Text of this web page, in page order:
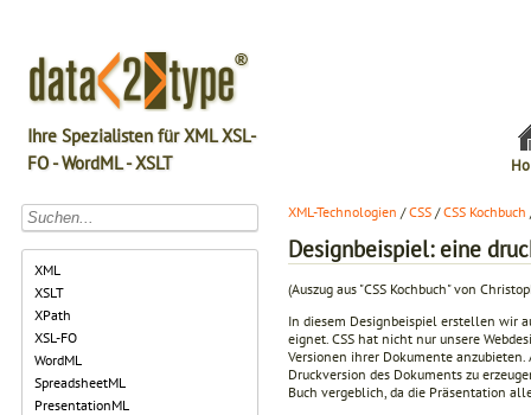
Ihre Spezialisten für XML XSL-
FO - WordML - XSLT
XML
XSLT
XPath
XSL-FO
WordML
SpreadsheetML
PresentationML
XML-Technologien /CSS /CSS Kochbuch
Designbeispiel: eine
(Auszug aus "CSS Kochbuch" von
In diesem Designbeispiel erstellen wir
eignet. CSS hat nicht nur unsere
Versionen ihrer Dokumente anzubieten.
Druckversion des Dokuments zu
Buch vergeblich, da die Präsentation